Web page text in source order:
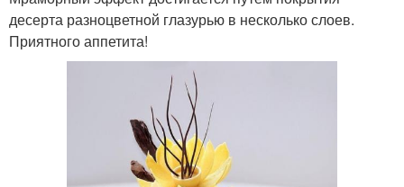
десерта разноцветной глазурью в несколько слоев.
Приятного аппетита!